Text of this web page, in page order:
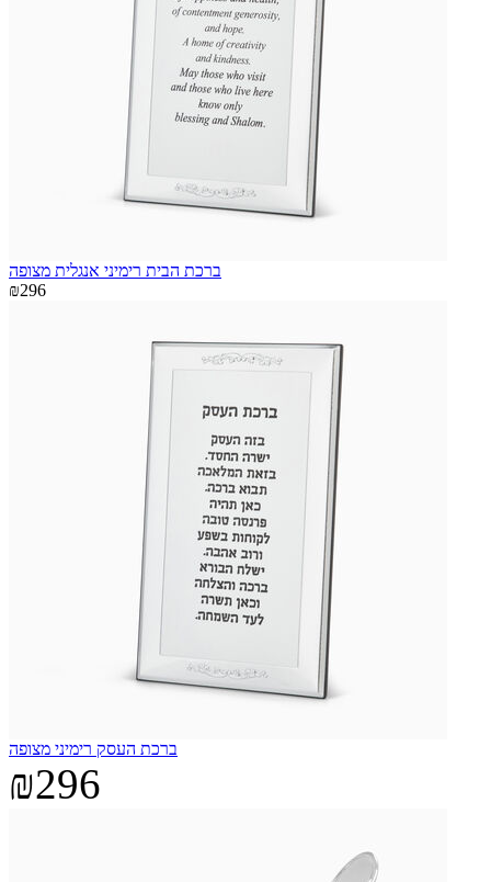
ברכת הבית רימיני אנגלית מצופה
₪296
ברכת העסק רימיני מצופה
₪296